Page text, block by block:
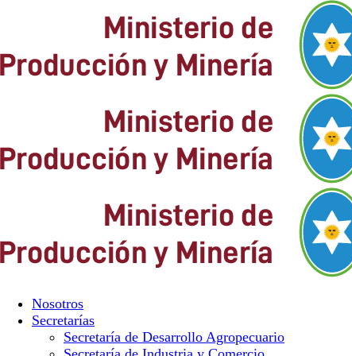
Nosotros
Secretarías
Secretaría de Desarrollo Agropecuario